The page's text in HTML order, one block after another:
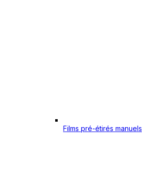
Films pré-étirés manuels